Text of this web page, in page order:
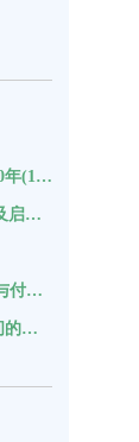
[1]改革开放背景下的我国医改30年(10221)
[2]美国DRG付费制度改革经验及启示(9435)
[4]恪尽职守 把好医疗设备采购与付款关(8653)
[5]卫生筹资与卫生系统绩效之间的关系及对中国的启示研究(8589)